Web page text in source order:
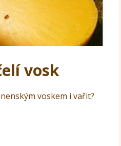
vosk
voskem i vařit?